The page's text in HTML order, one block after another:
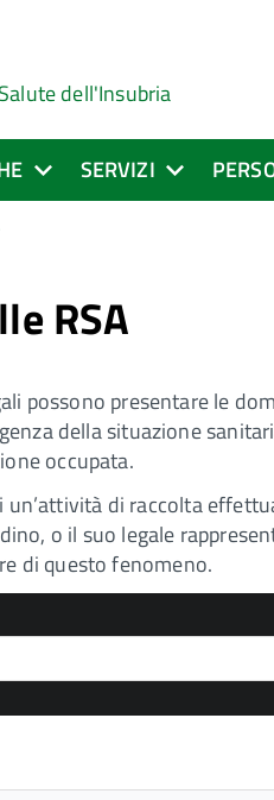
dell'Insubria
SERVIZI
RSA
possono presentare le
della situazione
occupata.
di raccolta
o il suo legale
di questo fenomeno.